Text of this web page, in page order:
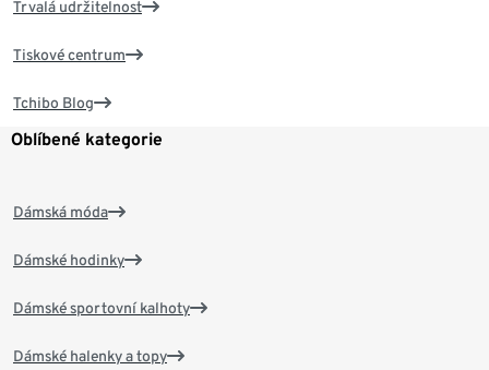
Trvalá udržitelnost
Tiskové centrum
Tchibo Blog
Oblíbené kategorie
Dámská móda
Dámské hodinky
Dámské sportovní kalhoty
Dámské halenky a topy